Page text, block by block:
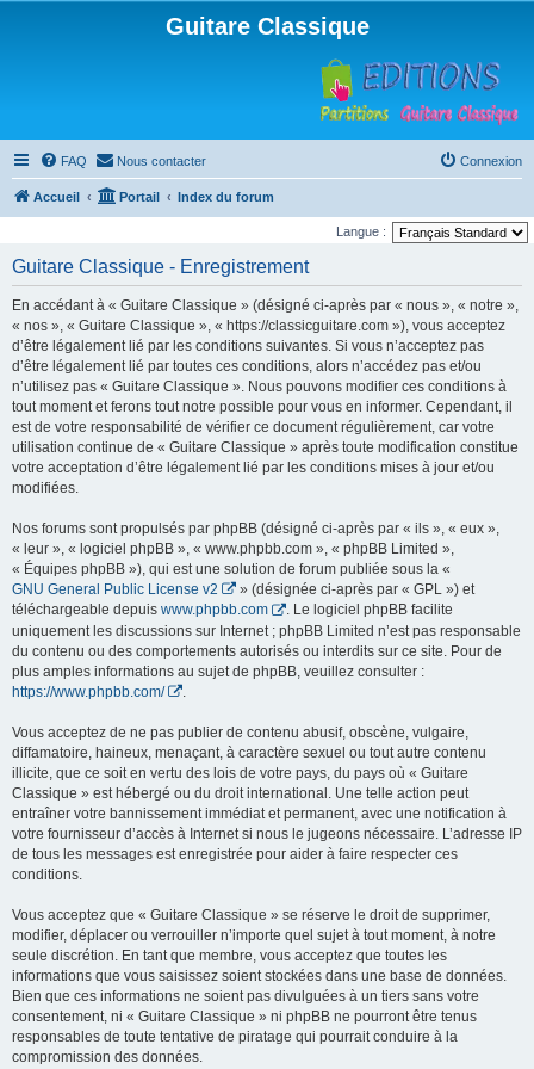
Guitare Classique
FAQ Nous contacter Connexion
Accueil Portail Index du forum
Langue :
Guitare Classique - Enregistrement
En accédant à « Guitare Classique » (désigné ci-après par « nous », « notre »,
« nos », « Guitare Classique », « https://classicguitare.com »), vous acceptez
d’être légalement lié par les conditions suivantes. Si vous n’acceptez pas
d’être légalement lié par toutes ces conditions, alors n’accédez pas et/ou
n’utilisez pas « Guitare Classique ». Nous pouvons modifier ces conditions à
tout moment et ferons tout notre possible pour vous en informer. Cependant, il
est de votre responsabilité de vérifier ce document régulièrement, car votre
utilisation continue de « Guitare Classique » après toute modification constitue
votre acceptation d’être légalement lié par les conditions mises à jour et/ou
modifiées.
Nos forums sont propulsés par phpBB (désigné ci-après par « ils », « eux »,
« leur », « logiciel phpBB », « www.phpbb.com », « phpBB Limited »,
« Équipes phpBB »), qui est une solution de forum publiée sous la «
GNU General Public License v2
» (désignée ci-après par « GPL ») et
téléchargeable depuis www.phpbb.com
. Le logiciel phpBB facilite
uniquement les discussions sur Internet ; phpBB Limited n’est pas responsable
du contenu ou des comportements autorisés ou interdits sur ce site. Pour de
plus amples informations au sujet de phpBB, veuillez consulter :
https://www.phpbb.com/
Vous acceptez de ne pas publier de contenu abusif, obscène, vulgaire,
diffamatoire, haineux, menaçant, à caractère sexuel ou tout autre contenu
illicite, que ce soit en vertu des lois de votre pays, du pays où « Guitare
Classique » est hébergé ou du droit international. Une telle action peut
entraîner votre bannissement immédiat et permanent, avec une notification à
votre fournisseur d’accès à Internet si nous le jugeons nécessaire. L’adresse IP
de tous les messages est enregistrée pour aider à faire respecter ces
conditions.
Vous acceptez que « Guitare Classique » se réserve le droit de supprimer,
modifier, déplacer ou verrouiller n’importe quel sujet à tout moment, à notre
seule discrétion. En tant que membre, vous acceptez que toutes les
informations que vous saisissez soient stockées dans une base de données.
Bien que ces informations ne soient pas divulguées à un tiers sans votre
consentement, ni « Guitare Classique » ni phpBB ne pourront être tenus
responsables de toute tentative de piratage qui pourrait conduire à la
compromission des données.